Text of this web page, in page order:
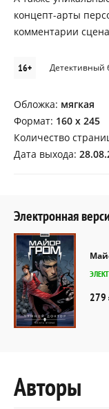
концепт-арты
комментарии
16+ Детективный
Обложка: мягкая
Формат: 160 х 245
Количество
Дата выхода:
Электронная
279
Авторы